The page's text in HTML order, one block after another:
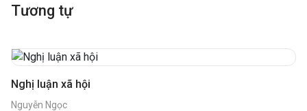
Tương tự
Nghị luận xã hội
Nguyễn Ngọc